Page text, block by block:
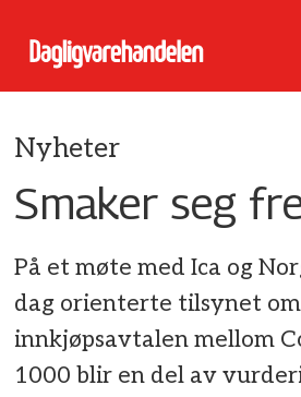
Nyheter
Smaker seg
På et møte med Ica og
dag orienterte tilsynet
innkjøpsavtalen mellom
1000 blir en del av